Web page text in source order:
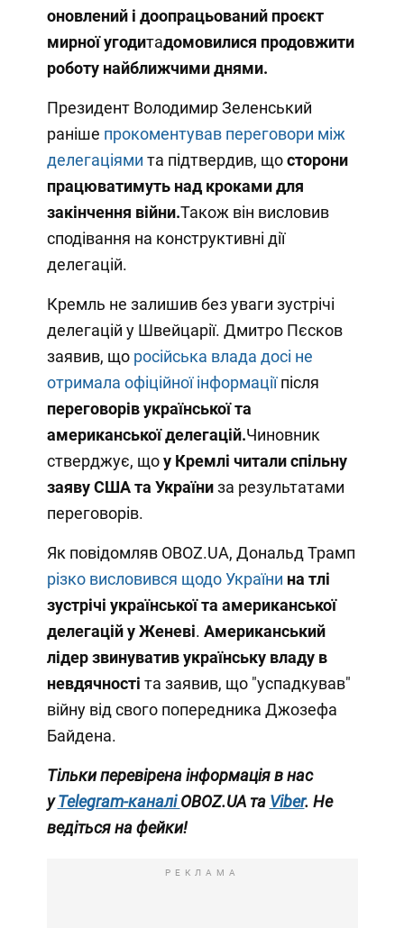
оновлений і доопрацьований проєкт
мирної угодитадомовилися продовжити
роботу найближчими днями.
Президент Володимир Зеленський
раніше прокоментував переговори між
делегаціями та підтвердив, щосторони
працюватимуть над кроками для
закінчення війни.Також він висловив
сподівання на конструктивні дії
делегацій.
Кремль не залишив без уваги зустрічі
делегацій у Швейцарії. Дмитро Пєсков
заявив, що російська влада досі не
отримала офіційної інформаціїпісля
переговорів української та
американської делегацій.Чиновник
стверджує, щоу Кремлі читали спільну
заяву США та Україниза результатами
переговорів.
Як повідомляв OBOZ.UA, Дональд Трамп
різко висловився щодо України на тлі
зустрічі української та американської
делегацій у Женеві. Американський
лідер звинуватив українську владу в
невдячності та заявив, що "успадкував"
війну від свого попередника Джозефа
Байдена.
Тільки перевірена інформація в нас
уTelegram-каналіOBOZ.UA та Viber. Не
ведіться на фейки!
РЕКЛАМА